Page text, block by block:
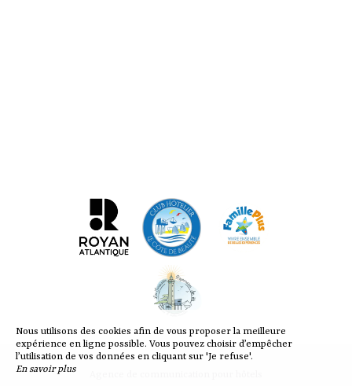
Nous utilisons des cookies afin de vous proposer la meilleure
expérience en ligne possible. Vous pouvez choisir d’empêcher
l’utilisation de vos données en cliquant sur 'Je refuse'.
En savoir plus